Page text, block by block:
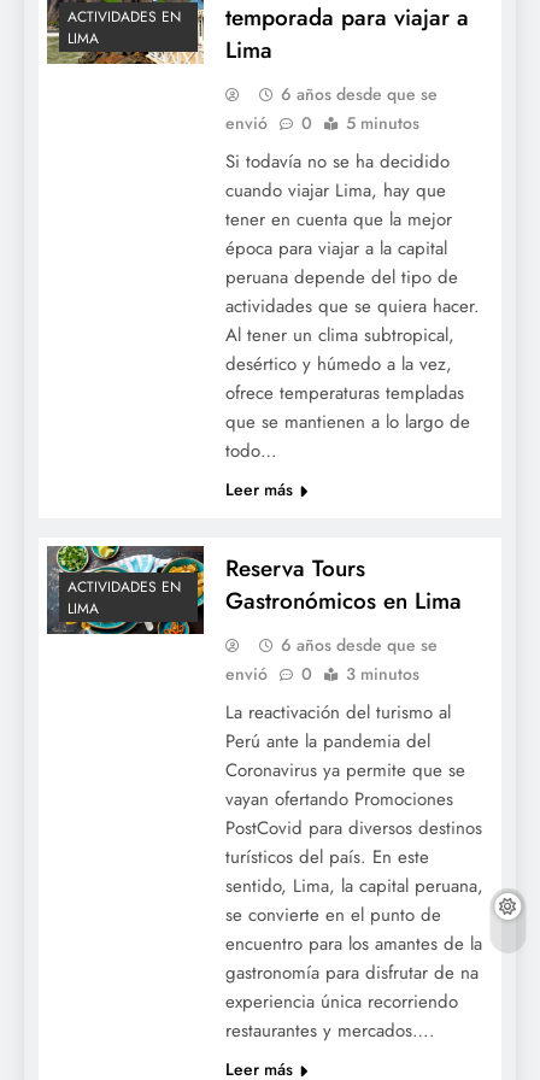
ACTIVIDADES EN
LIMA
temporada para viajar a
Lima
6 años desde que se
envió
0 5 minutos
Si todavía no se ha decidido
cuando viajar Lima, hay que
tener en cuenta que la mejor
época para viajar a la capital
peruana depende del tipo de
actividades que se quiera hacer.
Al tener un clima subtropical,
desértico y húmedo a la vez,
ofrece temperaturas templadas
que se mantienen a lo largo de
todo…
Leer más
ACTIVIDADES EN
LIMA
Reserva Tours
Gastronómicos en Lima
6 años desde que se
envió
0 3 minutos
La reactivación del turismo al
Perú ante la pandemia del
Coronavirus ya permite que se
vayan ofertando Promociones
PostCovid para diversos destinos
turísticos del país. En este
sentido, Lima, la capital peruana,
se convierte en el punto de
encuentro para los amantes de la
gastronomía para disfrutar de na
experiencia única recorriendo
restaurantes y mercados….
Leer más